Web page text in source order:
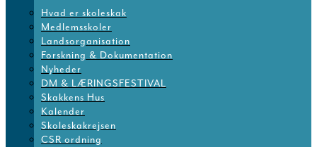
Hvad er skoleskak
Medlemsskoler
Landsorganisation
Forskning & Dokumentation
Nyheder
DM & LÆRINGSFESTIVAL
Skakkens Hus
Kalender
Skoleskakrejsen
CSR ordning